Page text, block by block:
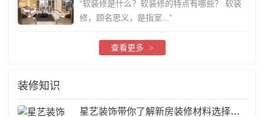
“软装修是什么？软装修的特点有哪些？ 软装
修，顾名思义，是指室...”
查看更多 >
装修知识
星艺装饰带你了解新房装修材料选择技巧